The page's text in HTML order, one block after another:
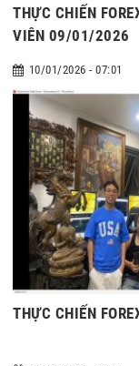
THỰC CHIẾN
VIÊN 09/01/2026
10/01/2026 - 07:01
THỰC CHIẾN